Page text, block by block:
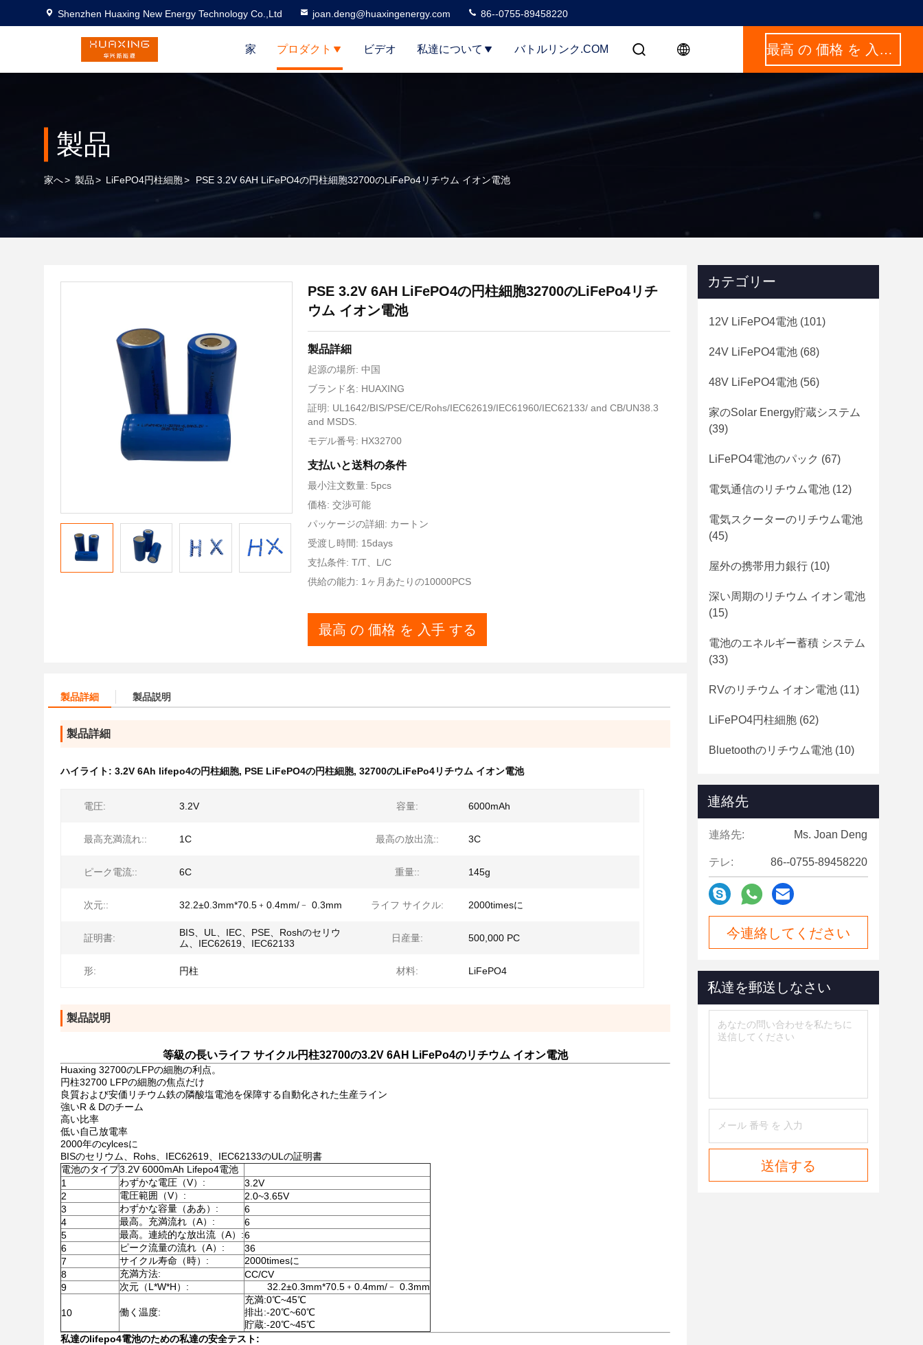
Shenzhen Huaxing New Energy Technology Co.,Ltd joan.deng@huaxingenergy.com 86--0755-89458220
家 プロダクト ビデオ 私達について バトルリンク.COM 最高 の 価格 を 入手 する
製品
家へ> 製品> LiFePO4円柱細胞> PSE 3.2V 6AH LiFePO4の円柱細胞32700のLiFePo4リチウム イオン電池
PSE 3.2V 6AH LiFePO4の円柱細胞32700のLiFePo4リチ
ウム イオン電池
製品詳細
起源の場所: 中国
ブランド名: HUAXING
証明: UL1642/BIS/PSE/CE/Rohs/IEC62619/IEC61960/IEC62133/ and CB/UN38.3
and MSDS.
モデル番号: HX32700
支払いと送料の条件
最小注文数量: 5pcs
価格: 交渉可能
パッケージの詳細: カートン
受渡し時間: 15days
支払条件: T/T、L/C
供給の能力: 1ヶ月あたりの10000PCS
最高 の 価格 を 入手 する
製品詳細 製品説明
製品詳細
ハイライト: 3.2V 6Ah lifepo4の円柱細胞, PSE LiFePO4の円柱細胞, 32700のLiFePo4リチウム イオン電池
電圧: 3.2V 容量: 6000mAh
最高充満流れ:: 1C 最高の放出流:: 3C
ピーク電流:: 6C 重量:: 145g
次元:: 32.2±0.3mm*70.5﹢0.4mm/﹣ 0.3mm ライフ サイクル: 2000timesに
証明書:
BIS、UL、IEC、PSE、Roshのセリウ
ム、IEC62619、IEC62133
日産量: 500,000 PC
形: 円柱 材料: LiFePO4
製品説明
等級の長いライフ サイクル円柱32700の3.2V 6AH LiFePo4のリチウム イオン電池
Huaxing 32700のLFPの細胞の利点。
円柱32700 LFPの細胞の焦点だけ
良質および安価リチウム鉄の隣酸塩電池を保障する自動化された生産ライン
強いR & Dのチーム
高い比率
低い自己放電率
2000年のcylcesに
BISのセリウム、Rohs、IEC62619、IEC62133のULの証明書
電池のタイプ3.2V 6000mAh Lifepo4電池
1
わずかな電圧（V）:
3.2V
2
電圧範囲（V）:
2.0~3.65V
3
わずかな容量（ああ）:
6
4
最高。充満流れ（A）:
6
5
最高。連続的な放出流（A）:6
6
ピーク流量の流れ（A）:
36
7
サイクル寿命（時）:
2000timesに
8
充満方法:
CC/CV
9
次元（L*W*H）: 32.2±0.3mm*70.5﹢0.4mm/﹣ 0.3mm
10 働く温度:
充満:0℃~45℃
排出:-20℃~60℃
貯蔵:-20℃~45℃
私達のlifepo4電池のための私達の安全テスト:
カテゴリー
12V LiFePO4電池 (101)
24V LiFePO4電池 (68)
48V LiFePO4電池 (56)
家のSolar Energy貯蔵システム
(39)
LiFePO4電池のパック (67)
電気通信のリチウム電池 (12)
電気スクーターのリチウム電池
(45)
屋外の携帯用力銀行 (10)
深い周期のリチウム イオン電池
(15)
電池のエネルギー蓄積 システム
(33)
RVのリチウム イオン電池 (11)
LiFePO4円柱細胞 (62)
Bluetoothのリチウム電池 (10)
連絡先
連絡先: Ms. Joan Deng
テレ: 86--0755-89458220
今連絡してください
私達を郵送しなさい
送信する